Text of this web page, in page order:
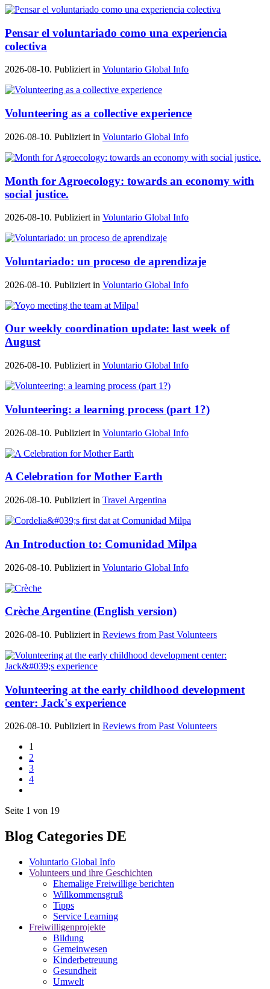
Pensar el voluntariado como una experiencia
colectiva
2026-08-10. Publiziert in Voluntario Global Info
Volunteering as a collective experience
2026-08-10. Publiziert in Voluntario Global Info
Month for Agroecology: towards an economy with
social justice.
2026-08-10. Publiziert in Voluntario Global Info
Voluntariado: un proceso de aprendizaje
2026-08-10. Publiziert in Voluntario Global Info
Our weekly coordination update: last week of
August
2026-08-10. Publiziert in Voluntario Global Info
Volunteering: a learning process (part 1?)
2026-08-10. Publiziert in Voluntario Global Info
A Celebration for Mother Earth
2026-08-10. Publiziert in Travel Argentina
An Introduction to: Comunidad Milpa
2026-08-10. Publiziert in Voluntario Global Info
Crèche Argentine (English version)
2026-08-10. Publiziert in Reviews from Past Volunteers
Volunteering at the early childhood development
center: Jack's experience
2026-08-10. Publiziert in Reviews from Past Volunteers
1
2
3
4
Seite 1 von 19
Blog Categories DE
Voluntario Global Info
Volunteers und ihre Geschichten
Ehemalige Freiwillige berichten
Willkommensgruß
Tipps
Service Learning
Freiwilligenprojekte
Bildung
Gemeinwesen
Kinderbetreuung
Gesundheit
Umwelt